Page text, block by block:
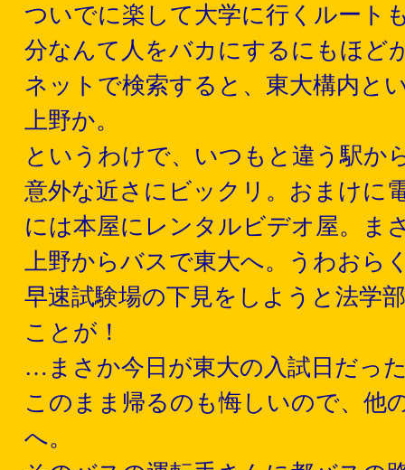
ついでに楽して大学に行くルート
分なんて人をバカにするにもほど
ネットで検索すると、東大構内と
上野か。
というわけで、いつもと違う駅か
意外な近さにビックリ。おまけに
には本屋にレンタルビデオ屋。ま
上野からバスで東大へ。うわおら
早速試験場の下見をしようと法学
ことが！
…まさか今日が東大の入試日だっ
このまま帰るのも悔しいので、他
へ。